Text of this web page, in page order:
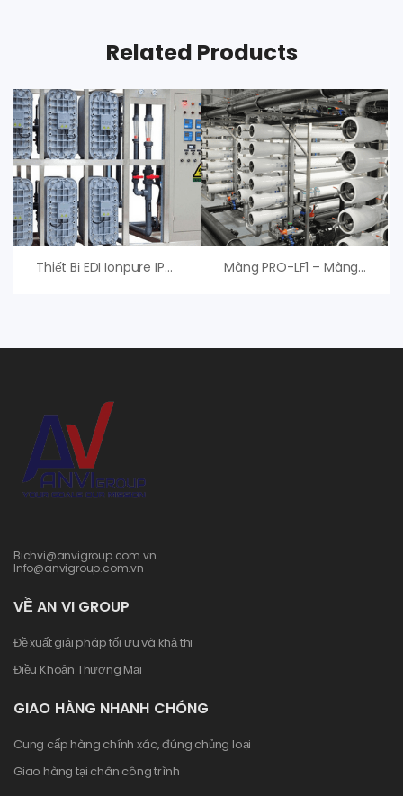
Related Products
Thiết Bị EDI Ionpure IP-LXM24HI-3 EVOQUA (USA) Màng PRO-LF1 – Màng RO Nitto Denko Hydranautics
Bichvi@anvigroup.com.vn
Info@anvigroup.com.vn
VỀ AN VI GROUP
Đề xuất giải pháp tối ưu và khả thi
Điều Khoản Thương Mại
GIAO HÀNG NHANH CHÓNG
Cung cấp hàng chính xác, đúng chủng loại
Giao hàng tại chân công trình